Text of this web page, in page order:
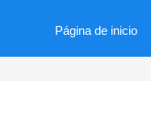
Página de inicio